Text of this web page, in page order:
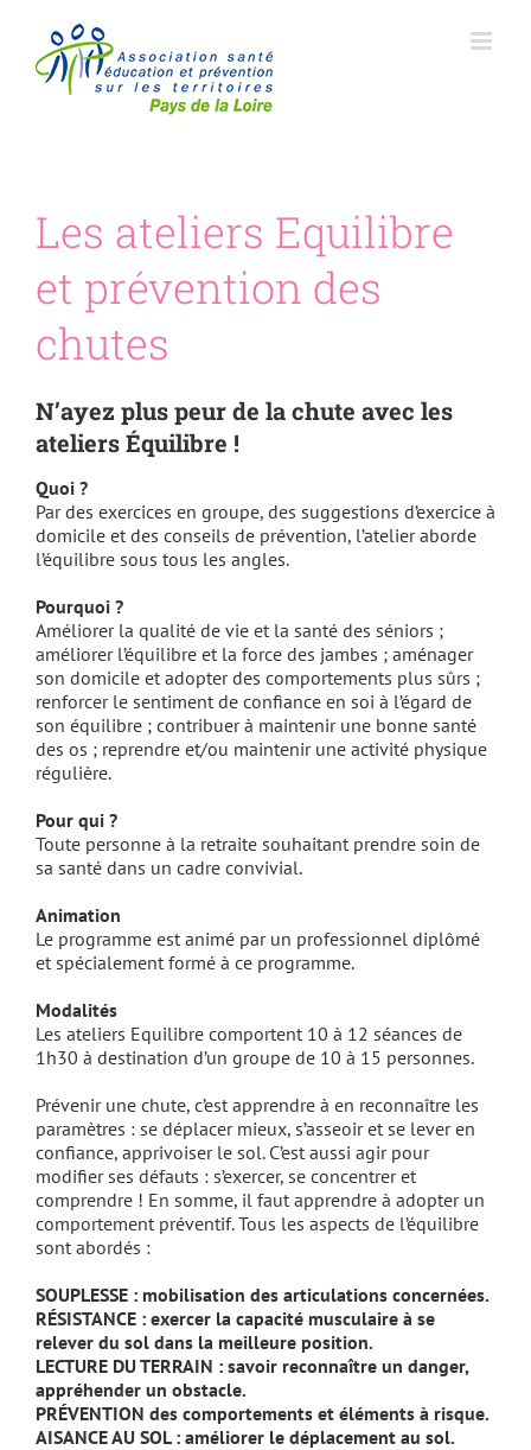
contenu
Les ateliers Equilibre
et prévention des
chutes
N’ayez plus peur de la chute avec les
ateliers Équilibre !
Quoi ?
Par des exercices en groupe, des suggestions d’exercice à
domicile et des conseils de prévention, l’atelier aborde
l’équilibre sous tous les angles.
Pourquoi ?
Améliorer la qualité de vie et la santé des séniors ;
améliorer l’équilibre et la force des jambes ; aménager
son domicile et adopter des comportements plus sûrs ;
renforcer le sentiment de confiance en soi à l’égard de
son équilibre ; contribuer à maintenir une bonne santé
des os ; reprendre et/ou maintenir une activité physique
régulière.
Pour qui ?
Toute personne à la retraite souhaitant prendre soin de
sa santé dans un cadre convivial.
Animation
Le programme est animé par un professionnel diplômé
et spécialement formé à ce programme.
Modalités
Les ateliers Equilibre comportent 10 à 12 séances de
1h30 à destination d’un groupe de 10 à 15 personnes.
Prévenir une chute, c’est apprendre à en reconnaître les
paramètres : se déplacer mieux, s’asseoir et se lever en
confiance, apprivoiser le sol. C’est aussi agir pour
modifier ses défauts : s’exercer, se concentrer et
comprendre ! En somme, il faut apprendre à adopter un
comportement préventif. Tous les aspects de l’équilibre
sont abordés :
SOUPLESSE : mobilisation des articulations concernées.
RÉSISTANCE : exercer la capacité musculaire à se
relever du sol dans la meilleure position.
LECTURE DU TERRAIN : savoir reconnaître un danger,
appréhender un obstacle.
PRÉVENTION des comportements et éléments à risque.
AISANCE AU SOL : améliorer le déplacement au sol.